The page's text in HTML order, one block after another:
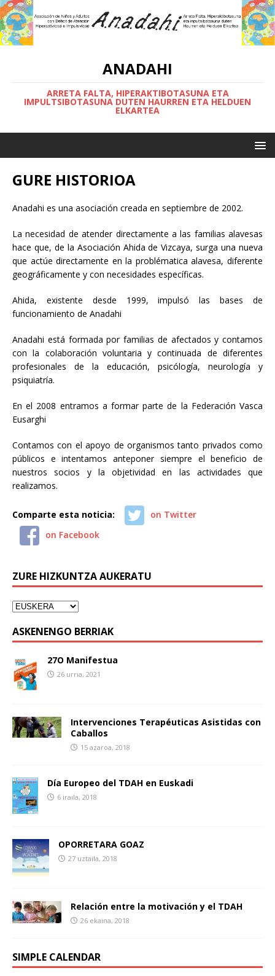
ANADAHI
ARRETA FALTA, HIPERAKTIBOTASUNA ETA
IMPULTSIBOTASUNA DUTEN HAURREN ETA HELDUEN
ELKARTEA
GURE HISTORIOA
Anadahi es una asociación creada en septiembre de 2002.
La necesidad de atender directamente a las familias alavesas
hace que, de la Asociación Ahida de Vizcaya, surga una nueva
que actúe directamente en la problématica alavesa, diferente
geográficamente y con necesidades específicas.
Ahida, existente desde 1999, impulsó las bases de
funcionamiento de Anadahi
Anadahi está formada por familias de afectados y contamos
con la colaboración voluntaria y continuada de diferentes
profesionales de la educación, psicólogía, neurología y
psiquiatría.
En el 2008 entramos a formar parte de la Federación Vasca
Eusarghi
Contamos con el apoyo de organismos tanto privados como
públicos e intentamos anteponer siempre el beneficio de
nuestros socios y la objetividad en las actividades que
realizamos.
Comparte esta noticia:
on Twitter
on Facebook
ZURE HIZKUNTZA AUKERATU
ASKENENGO BERRIAK
27O Manifestua
26 urria, 2021
Intervenciones Terapéuticas Asistidas con
Caballos
15 azaroa, 2018
Día Europeo del TDAH en Euskadi
6 iraila, 2018
OPORRETARA GOAZ
27 uztaila, 2018
Relación entre la motivación y el TDAH
26 ekaina, 2018
SIMPLE CALENDAR